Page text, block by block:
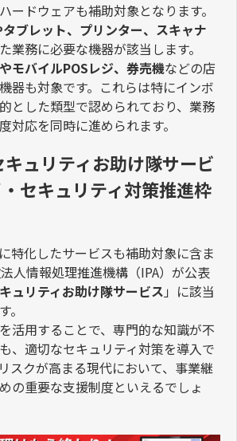
ードウェアも補助対象となります。
タブレット、プリンター、スキャナ
業務に必要な機器が該当します。
モバイルPOSレジ、券売機などの店
器も対象です。これらは特にインボ
とした類型で認められており、業務
対応を同時に進められます。
ュリティお助け隊サービ
セキュリティ対策推進枠
特化したサービスも補助対象に含ま
人情報処理推進機構（IPA）が公表
ュリティお助け隊サービス 」に該当
。
活用することで、専門的な知識が不
、適切なセキュリティ対策を導入で
スクが高まる現代において、事業継
の重要な支援制度といえるでしょ